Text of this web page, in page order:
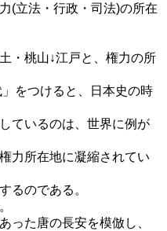
(立法・行政・司法)の所在
・桃山↓江戸と、権力の所
をつけると、日本史の時
ているのは、世界に例が
力所在地に凝縮されてい
るのである。
った唐の長安を模倣し、